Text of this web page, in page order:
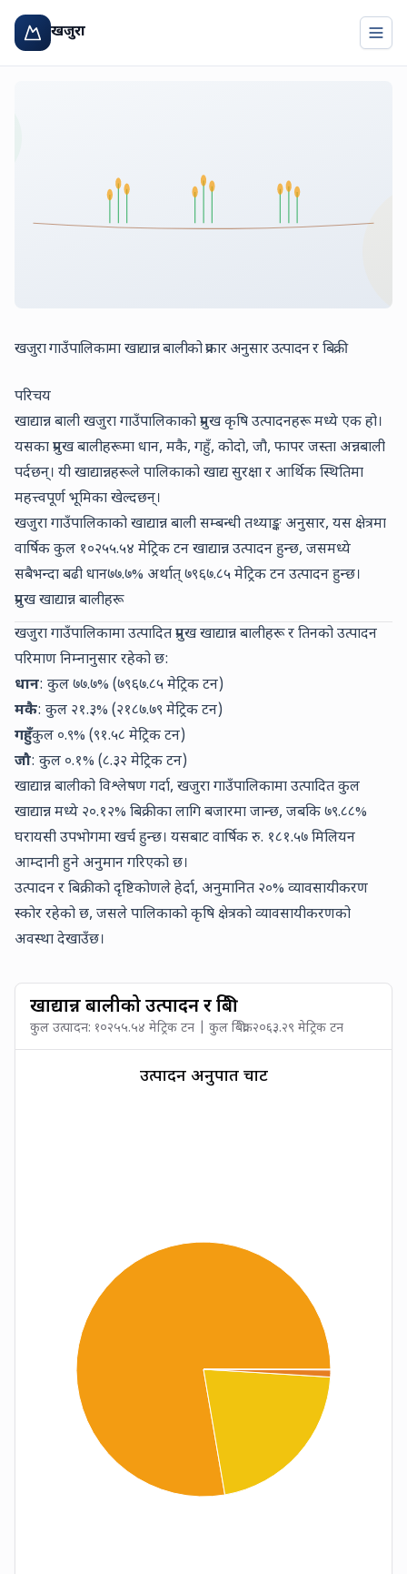
खजुरा
खजुरा गाउँपालिकामा खाद्यान्न बालीको प्रकार अनुसार उत्पादन र बिक्री
परिचय
खाद्यान्न बाली खजुरा गाउँपालिकाको प्रमुख कृषि उत्पादनहरू मध्ये एक हो।
यसका प्रमुख बालीहरूमा धान, मकै, गहुँ, कोदो, जौ, फापर जस्ता अन्नबाली
पर्दछन्। यी खाद्यान्नहरूले पालिकाको खाद्य सुरक्षा र आर्थिक स्थितिमा
महत्त्वपूर्ण भूमिका खेल्दछन्।
खजुरा गाउँपालिकाको खाद्यान्न बाली सम्बन्धी तथ्याङ्क अनुसार, यस क्षेत्रमा
वार्षिक कुल १०२५५.५४ मेट्रिक टन खाद्यान्न उत्पादन हुन्छ, जसमध्ये
सबैभन्दा बढीधान७७.७% अर्थात्७९६७.८५मेट्रिक टन उत्पादन हुन्छ।
प्रमुख खाद्यान्न बालीहरू
खजुरा गाउँपालिकामा उत्पादित प्रमुख खाद्यान्न बालीहरू र तिनको उत्पादन
परिमाण निम्नानुसार रहेको छ:
धान: कुल७७.७% (७९६७.८५मेट्रिक टन)
मकै: कुल २१.३% (२१८७.७९ मेट्रिक टन)
गहुँ: कुल ०.९% (९१.५८ मेट्रिक टन)
जौ: कुल ०.१% (८.३२ मेट्रिक टन)
खाद्यान्न बालीको विश्लेषण गर्दा, खजुरा गाउँपालिकामा उत्पादित कुल
खाद्यान्न मध्ये २०.१२% बिक्रीका लागि बजारमा जान्छ, जबकि७९.८८%
घरायसी उपभोगमा खर्च हुन्छ। यसबाट वार्षिक रु. १८१.५७मिलियन
आम्दानी हुने अनुमान गरिएको छ।
उत्पादन र बिक्रीको दृष्टिकोणले हेर्दा, अनुमानित २०% व्यावसायीकरण
स्कोर रहेको छ, जसले पालिकाको कृषि क्षेत्रको व्यावसायीकरणको
अवस्था देखाउँछ।
खाद्यान्न बालीको उत्पादन र बिक्री
कुल उत्पादन: १०२५५.५४ मेट्रिक टन | कुल बिक्री: २०६३.२९ मेट्रिक टन
उत्पादन अनुपात चार्ट